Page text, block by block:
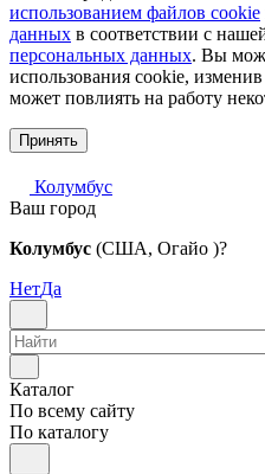
использованием файлов cookie
данных в соответствии с
персональных данных. Вы
использования cookie,
может повлиять на работу
Принять
Колумбус
Ваш город
Колумбус (США, Огайо )?
НетДа
Каталог
По всему сайту
По каталогу